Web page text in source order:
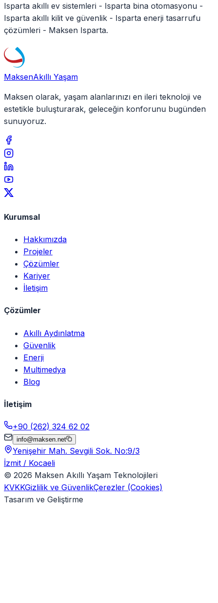
Isparta akıllı ev sistemleri - Isparta bina otomasyonu -
Isparta akıllı kilit ve güvenlik - Isparta enerji tasarrufu
çözümleri - Maksen Isparta.
MaksenAkıllı Yaşam
Maksen olarak, yaşam alanlarınızı en ileri teknoloji ve
estetikle buluşturarak, geleceğin konforunu bugünden
sunuyoruz.
Kurumsal
Hakkımızda
Projeler
Çözümler
Kariyer
İletişim
Çözümler
Akıllı Aydınlatma
Güvenlik
Enerji
Multimedya
Blog
İletişim
+90 (262) 324 62 02
info@maksen.net
Yenişehir Mah. Sevgili Sok. No:9/3
İzmit / Kocaeli
© 2026 Maksen Akıllı Yaşam Teknolojileri
KVKKGizlilik ve GüvenlikÇerezler (Cookies)
Tasarım ve Geliştirme